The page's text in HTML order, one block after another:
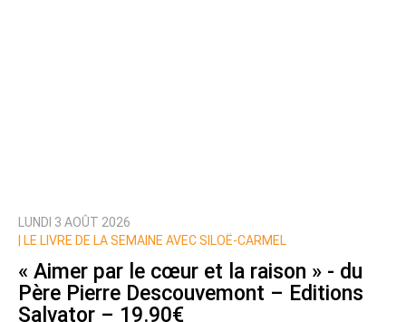
LUNDI 3 AOÛT 2026
LE LIVRE DE LA SEMAINE AVEC SILOË-CARMEL
« Aimer par le cœur et la raison » - du
Père Pierre Descouvemont – Editions
Salvator – 19.90€